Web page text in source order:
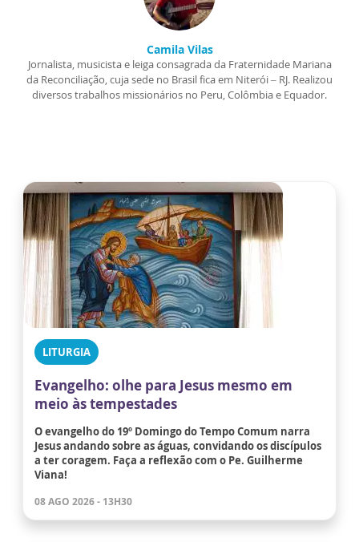
Camila Vilas
Jornalista, musicista e leiga consagrada da Fraternidade Mariana
da Reconciliação, cuja sede no Brasil fica em Niterói – RJ. Realizou
diversos trabalhos missionários no Peru, Colômbia e Equador.
LITURGIA
Evangelho: olhe para Jesus mesmo em
meio às tempestades
O evangelho do 19º Domingo do Tempo Comum narra
Jesus andando sobre as águas, convidando os discípulos
a ter coragem. Faça a reflexão com o Pe. Guilherme
Viana!
08 AGO 2026 - 13H30